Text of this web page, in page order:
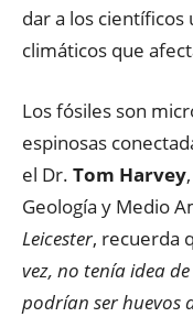
dar a los científicos
climáticos que
Los fósiles son
espinosas
el Dr. Tom Harvey
Geología y Medio
Leicester, recuerda
vez, no tenía idea
podrían ser huevos